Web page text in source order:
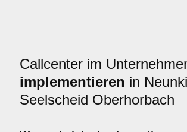
Callcenter im
implementieren in
Seelscheid Oberhorbach